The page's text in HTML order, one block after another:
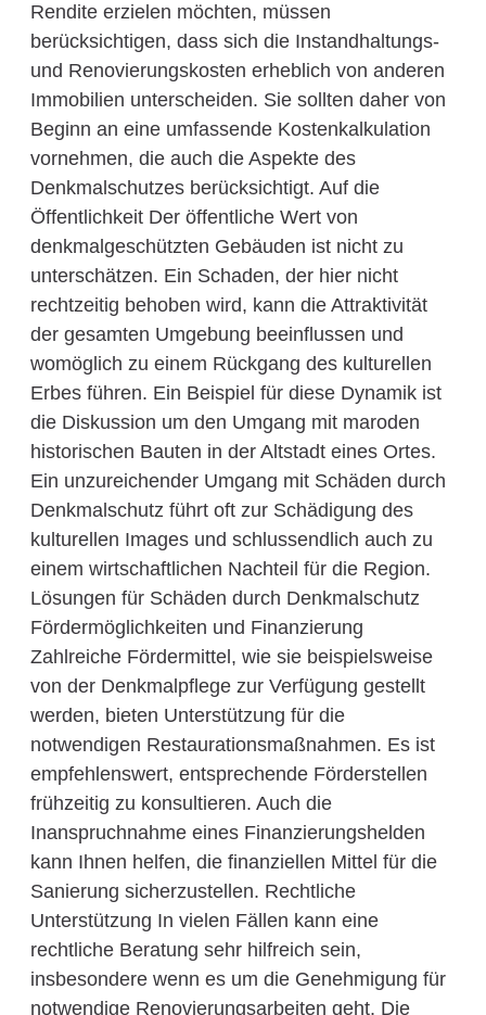
Rendite erzielen möchten, müssen
berücksichtigen, dass sich die Instandhaltungs-
und Renovierungskosten erheblich von anderen
Immobilien unterscheiden. Sie sollten daher von
Beginn an eine umfassende Kostenkalkulation
vornehmen, die auch die Aspekte des
Denkmalschutzes berücksichtigt. Auf die
Öffentlichkeit Der öffentliche Wert von
denkmalgeschützten Gebäuden ist nicht zu
unterschätzen. Ein Schaden, der hier nicht
rechtzeitig behoben wird, kann die Attraktivität
der gesamten Umgebung beeinflussen und
womöglich zu einem Rückgang des kulturellen
Erbes führen. Ein Beispiel für diese Dynamik ist
die Diskussion um den Umgang mit maroden
historischen Bauten in der Altstadt eines Ortes.
Ein unzureichender Umgang mit Schäden durch
Denkmalschutz führt oft zur Schädigung des
kulturellen Images und schlussendlich auch zu
einem wirtschaftlichen Nachteil für die Region.
Lösungen für Schäden durch Denkmalschutz
Fördermöglichkeiten und Finanzierung
Zahlreiche Fördermittel, wie sie beispielsweise
von der Denkmalpflege zur Verfügung gestellt
werden, bieten Unterstützung für die
notwendigen Restaurationsmaßnahmen. Es ist
empfehlenswert, entsprechende Förderstellen
frühzeitig zu konsultieren. Auch die
Inanspruchnahme eines Finanzierungshelden
kann Ihnen helfen, die finanziellen Mittel für die
Sanierung sicherzustellen. Rechtliche
Unterstützung In vielen Fällen kann eine
rechtliche Beratung sehr hilfreich sein,
insbesondere wenn es um die Genehmigung für
notwendige Renovierungsarbeiten geht. Die